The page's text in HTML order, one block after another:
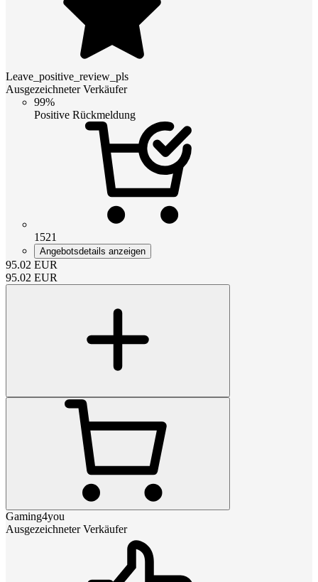
Leave_positive_review_pls
Ausgezeichneter Verkäufer
99%
Positive Rückmeldung
1521
Angebotsdetails anzeigen
95.02 EUR
95.02 EUR
Gaming4you
Ausgezeichneter Verkäufer